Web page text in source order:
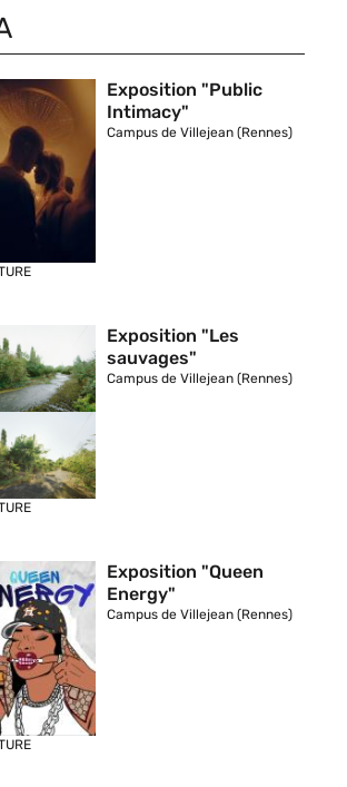
Exposition "Public
Intimacy"
Campus de Villejean (Rennes)
Exposition "Les
sauvages"
Campus de Villejean (Rennes)
Exposition "Queen
Energy"
Campus de Villejean (Rennes)